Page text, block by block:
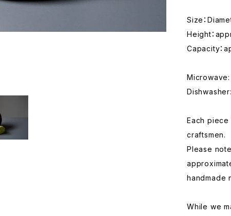
Size：
Height：
Capacity：
Each
craftsmen.
Please
handmade
While we